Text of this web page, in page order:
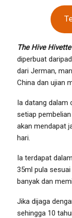
The Hive
diperbuat
dari Jerman,
China dan ujian
Ia datang dalam
setiap
akan mendapat
hari.
Ia terdapat
35ml pula
banyak dan
Jika dijaga
sehingga 10